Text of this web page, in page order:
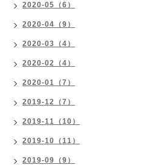
2020-05（6）
2020-04（9）
2020-03（4）
2020-02（4）
2020-01（7）
2019-12（7）
2019-11（10）
2019-10（11）
2019-09（9）